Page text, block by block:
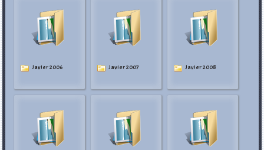
Javier 2006 Javier 2007 Javier 2008